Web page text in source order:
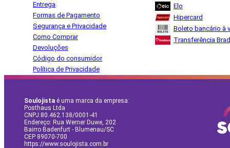
Entrega
Formas de Pagamento
Segurança e Privacidade
Como Comprar
Devoluções
Código do consumidor
Política de Privacidade
Elo
Hipercard
Boleto bancário à
Transferência
Soulojista é uma marca da empresa:
Posthaus Ltda
CNPJ:80.462.138/0001-41
Endereço: Rua Werner Duwe, 202
Bairro Badenfurt - Blumenau/SC
CEP 89070-700
https://www.soulojista.com.br